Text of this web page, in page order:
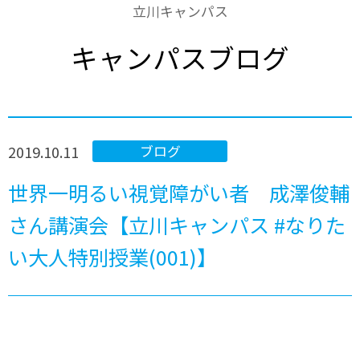
立川キャンパス
キャンパスブログ
ブログ
2019.10.11
世界一明るい視覚障がい者 成澤俊輔
さん講演会【立川キャンパス #なりた
い大人特別授業(001)】